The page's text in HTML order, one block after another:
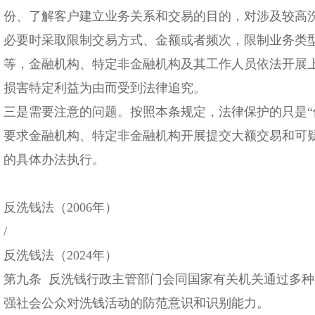
份、了解客户建立业务关系和交易的目的，对涉及较
必要时采取限制交易方式、金额或者频次，限制业务
等，金融机构、特定非金融机构及其工作人员依法开
损害特定利益为由而受到法律追究。
三是需要注意的问题。按照本条规定，法律保护的只
要求金融机构、特定非金融机构开展提交大额交易和
的具体办法执行。
反洗钱法（2006年）
/
反洗钱法（2024年）
第九条 反洗钱行政主管部门会同国家有关机关通过多
强社会公众对洗钱活动的防范意识和识别能力。